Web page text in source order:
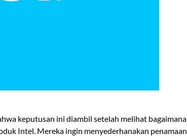
keputusan ini diambil setelah melihat bagaimana
Intel. Mereka ingin menyederhanakan penamaan